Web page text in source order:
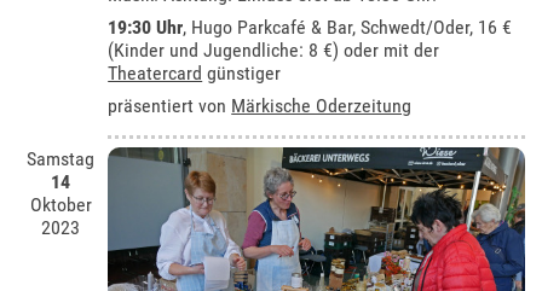
19:30 Uhr, Hugo Parkcafé & Bar, Schwedt/Oder, 16 €
(Kinder und Jugendliche: 8 €) oder mit der
Theatercard günstiger
präsentiert von Märkische Oderzeitung
Samstag
14
Oktober
2023